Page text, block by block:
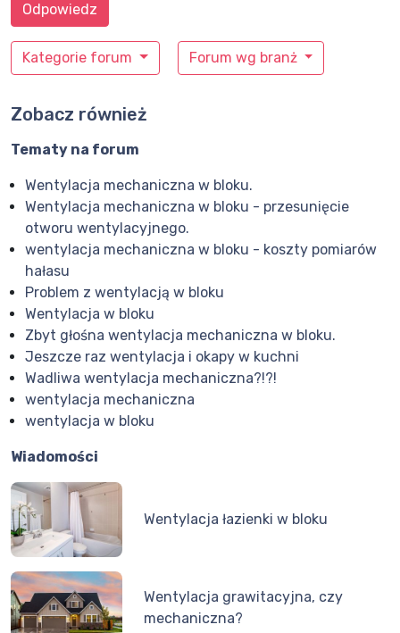
Kategorie forum Forum wg branż
Odpowiedz
Zobacz również
Tematy na forum
Wentylacja mechaniczna w bloku.
Wentylacja mechaniczna w bloku - przesunięcie
otworu wentylacyjnego.
wentylacja mechaniczna w bloku - koszty pomiarów
hałasu
Problem z wentylacją w bloku
Wentylacja w bloku
Zbyt głośna wentylacja mechaniczna w bloku.
Jeszcze raz wentylacja i okapy w kuchni
Wadliwa wentylacja mechaniczna?!?!
wentylacja mechaniczna
wentylacja w bloku
Wiadomości
Wentylacja łazienki w bloku
Wentylacja grawitacyjna, czy
mechaniczna?